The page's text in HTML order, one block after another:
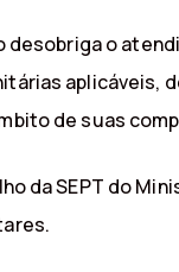
desobriga o
aplicáveis,
de suas
da SEPT do